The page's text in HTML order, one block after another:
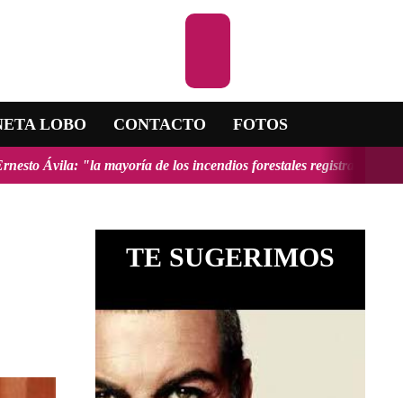
LOBO CONTACTO FOTOS
de los incendios forestales registrados en el país fueron
TE SUGERIMOS